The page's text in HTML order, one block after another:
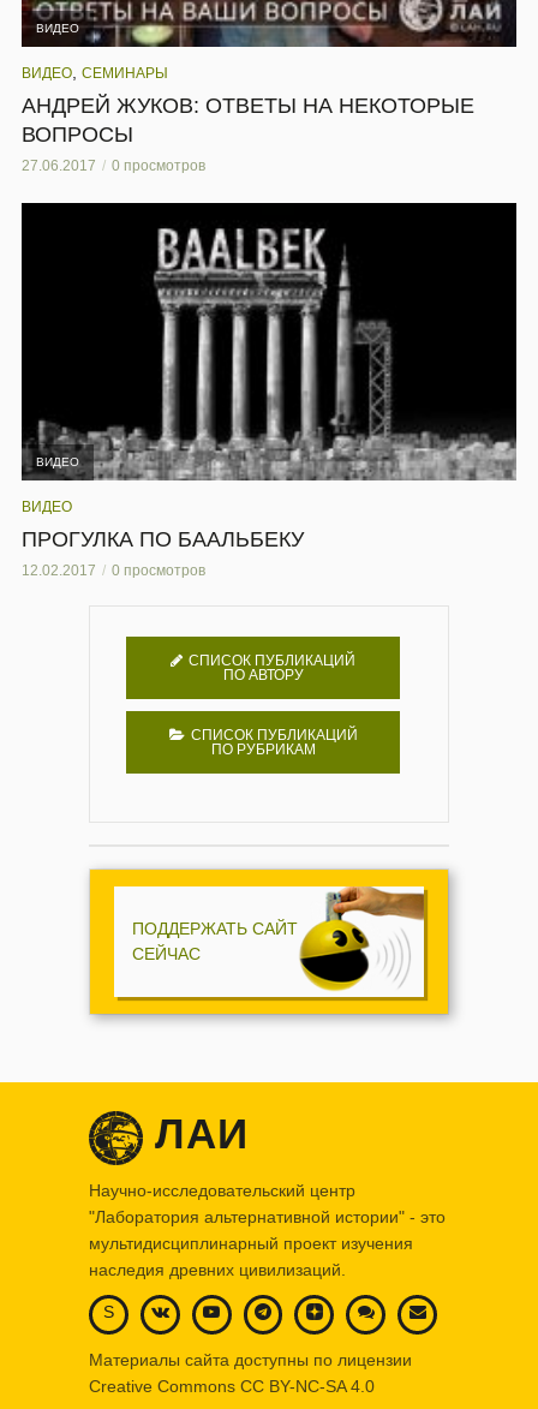
ВИДЕО
ВИДЕО СЕМИНАРЫ
АНДРЕЙ ЖУКОВ: ОТВЕТЫ НА НЕКОТОРЫЕ
ВОПРОСЫ
27.06.2017 0 просмотров
ВИДЕО
ВИДЕО
ПРОГУЛКА ПО БААЛЬБЕКУ
12.02.2017 0 просмотров
СПИСОК ПУБЛИКАЦИЙ
ПО АВТОРУ
СПИСОК ПУБЛИКАЦИЙ
ПО РУБРИКАМ
ПОДДЕРЖАТЬ САЙТ
СЕЙЧАС
ЛАИ
Научно-исследовательский центр
"Лаборатория альтернативной истории" - это
мультидисциплинарный проект изучения
наследия древних цивилизаций.
S
Материалы сайта доступны по лицензии
Creative Commons CC BY-NC-SA 4.0